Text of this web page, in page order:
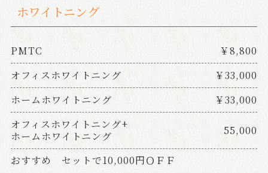
ホワイトニング
PMTC
￥8,800
オフィスホワイトニング
￥33,000
ホームホワイトニング
￥33,000
オフィスホワイトニング+
ホームホワイトニング
55,000
おすすめ セットで10,000円ＯＦＦ